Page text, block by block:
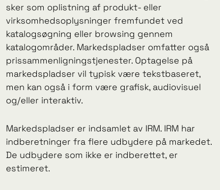
sker som oplistning af produkt- eller
virksomhedsoplysninger fremfundet ved
katalogsøgning eller browsing gennem
katalogområder. Markedspladser omfatter også
prissammenligningstjenester. Optagelse på
markedspladser vil typisk være tekstbaseret,
men kan også i form være grafisk, audiovisuel
og/eller interaktiv.
Markedspladser er indsamlet av IRM. IRM har
indberetninger fra flere udbydere på markedet.
De udbydere som ikke er indberettet, er
estimeret.